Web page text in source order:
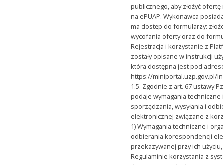
publicznego, aby złożyć
na ePUAP. Wykonawca
ma dostęp do formularzy:
wycofania oferty oraz do
Rejestracja i korzystanie z
zostały opisane w instrukcji
która dostępna jest pod
https://miniportal.uzp.gov.pl/
1.5. Zgodnie z art. 67 ustawy
podaje wymagania techniczne
sporządzania, wysyłania i
elektronicznej związane z
1) Wymagania techniczne i
odbierania korespondencji
przekazywanej przy ich
Regulaminie korzystania z